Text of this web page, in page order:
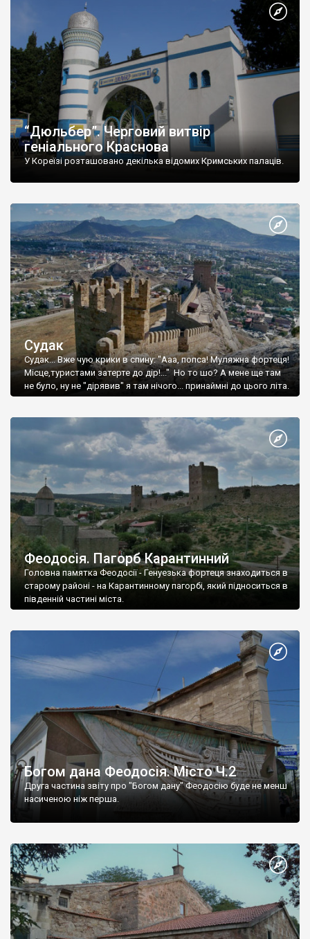
“Дюльбер”. Черговий витвір
геніального Краснова
У Кореїзі розташовано декілька відомих Кримських палаців.
Судак
Судак... Вже чую крики в спину: "Ааа, попса! Муляжна фортеця!
Місце,туристами затерте до дір!..." Но то шо? А мене ще там
не було, ну не "дірявив" я там нічого... принаймні до цього літа.
Феодосія. Пагорб Карантинний
Головна памятка Феодосії - Генуезька фортеця знаходиться в
старому районі - на Карантинному пагорбі, який підноситься в
південній частині міста.
Богом дана Феодосія. Місто Ч.2
Друга частина звіту про "Богом дану" Феодосію буде не менш
насиченою ніж перша.